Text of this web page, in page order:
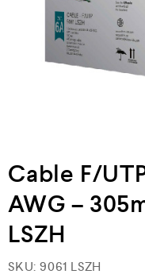
Cable F/
AWG –
LSZH
SKU: 9061 LSZH